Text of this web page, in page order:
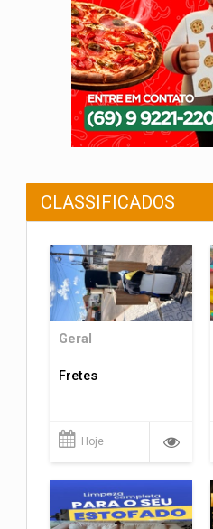
CLASSIFICADOS
Geral
Fretes
Hoje